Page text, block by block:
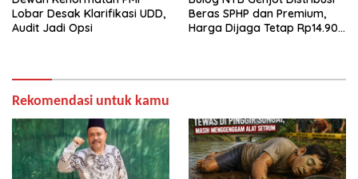
Lobar Desak Klarifikasi UDD,
Audit Jadi Opsi
Beras SPHP dan Premium,
Harga Dijaga Tetap Rp14.900
Rekomendasi untuk kamu